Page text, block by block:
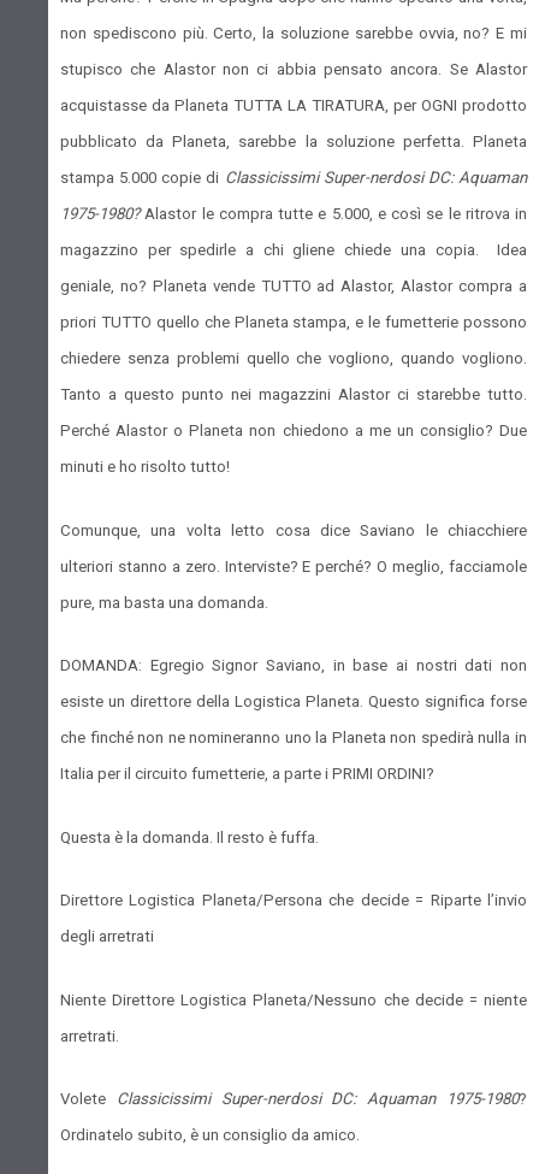
non spediscono più. Certo, la soluzione sarebbe ovvia, no? E mi
stupisco che Alastor non ci abbia pensato ancora. Se Alastor
acquistasse da Planeta TUTTA LA TIRATURA, per OGNI prodotto
pubblicato da Planeta, sarebbe la soluzione perfetta. Planeta
stampa 5.000 copie di Classicissimi Super-nerdosi DC: Aquaman
1975-1980?Alastor le compra tutte e 5.000, e così se le ritrova in
magazzino per spedirle a chi gliene chiede una copia. Idea
geniale, no? Planeta vende TUTTO ad Alastor, Alastor compra a
priori TUTTO quello che Planeta stampa, e le fumetterie possono
chiedere senza problemi quello che vogliono, quando vogliono.
Tanto a questo punto nei magazzini Alastor ci starebbe tutto.
Perché Alastor o Planeta non chiedono a me un consiglio? Due
minuti e ho risolto tutto!
Comunque, una volta letto cosa dice Saviano le chiacchiere
ulteriori stanno a zero. Interviste? E perché? O meglio, facciamole
pure, ma basta una domanda.
DOMANDA: Egregio Signor Saviano, in base ai nostri dati non
esiste un direttore della Logistica Planeta. Questo significa forse
che finché non ne nomineranno uno la Planeta non spedirà nulla in
Italia per il circuito fumetterie, a parte i PRIMI ORDINI?
Questa è la domanda. Il resto è fuffa.
Direttore Logistica Planeta/Persona che decide = Riparte l’invio
degli arretrati
Niente Direttore Logistica Planeta/Nessuno che decide = niente
arretrati.
Volete Classicissimi Super-nerdosi DC: Aquaman 1975-1980?
Ordinatelo subito, è un consiglio da amico.